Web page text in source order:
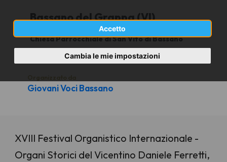
Accetto
Cambia le mie impostazioni
Bassano del Grappa (VI)
Chiesa Parrocchiale di San Vito di Bassano
20.45
Giovani Voci Bassano
XVIII Festival Organistico Internazionale -
Organi Storici del Vicentino Daniele Ferretti,